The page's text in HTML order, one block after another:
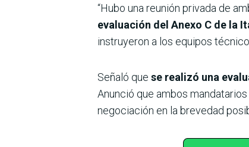
“Hubo una reunión privada de
evaluación del Anexo C de la
instruyeron a los equipos
Señaló que se realizó una
Anunció que ambos
negociación en la brevedad